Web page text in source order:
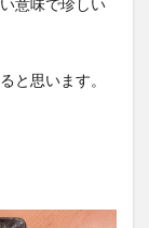
意味で珍しい
と思います。